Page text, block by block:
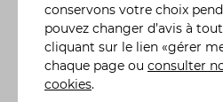
Quelle assurance scooter
Pour choisir avec soin votre
est primordial de comparer
garanties et les franchises
assureur spécialisé dans le
conservons votre choix
pouvez changer d’avis à
cliquant sur le lien «gérer
chaque page ou consulter
cookies.